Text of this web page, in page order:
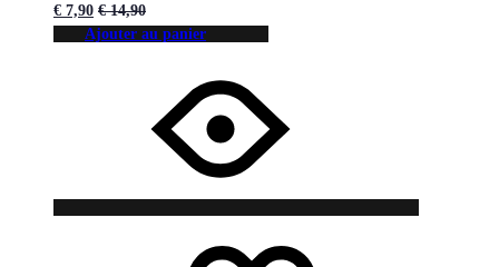
€ 7,90 €14,90
Ajouter au panier